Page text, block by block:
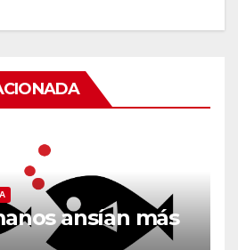
ansían más